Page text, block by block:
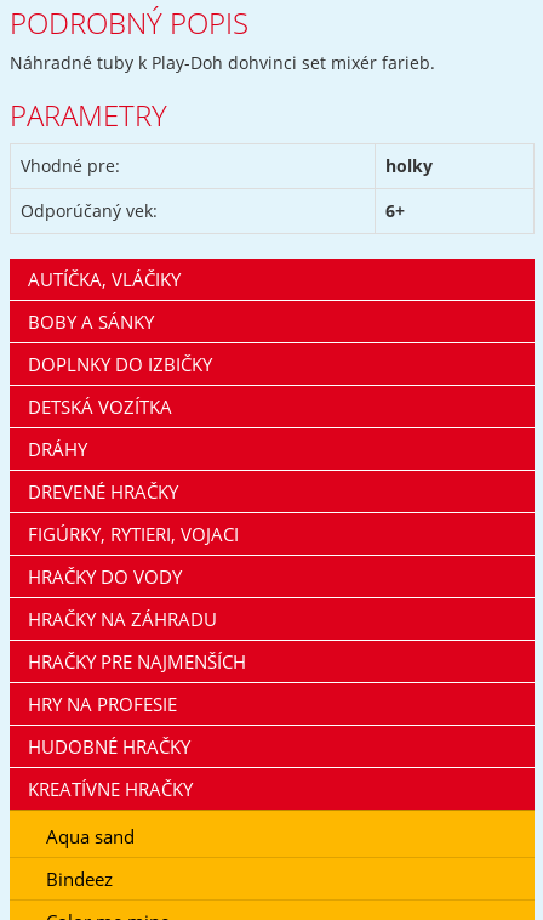
PODROBNÝ POPIS
Náhradné tuby k Play-Doh dohvinci set mixér farieb.
PARAMETRY
Vhodné pre:
holky
Odporúčaný vek:
6+
AUTÍČKA, VLÁČIKY
BOBY A SÁNKY
DOPLNKY DO IZBIČKY
DETSKÁ VOZÍTKA
DRÁHY
DREVENÉ HRAČKY
FIGÚRKY, RYTIERI, VOJACI
HRAČKY DO VODY
HRAČKY NA ZÁHRADU
HRAČKY PRE NAJMENŠÍCH
HRY NA PROFESIE
HUDOBNÉ HRAČKY
KREATÍVNE HRAČKY
Aqua sand
Bindeez